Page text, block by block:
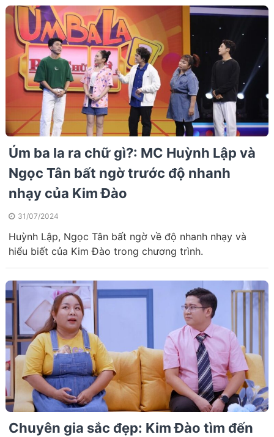
Úm ba la ra chữ gì?: MC Huỳnh Lập và
Ngọc Tân bất ngờ trước độ nhanh
nhạy của Kim Đào
31/07/2024
Huỳnh Lập, Ngọc Tân bất ngờ về độ nhanh nhạy và
hiểu biết của Kim Đào trong chương trình.
Chuyên gia sắc đẹp: Kim Đào tìm đến